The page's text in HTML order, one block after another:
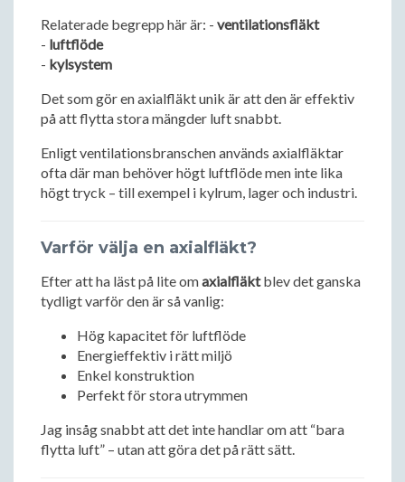
Relaterade begrepp här är: - ventilationsfläkt
- luftflöde
- kylsystem
Det som gör en axialfläkt unik är att den är effektiv
på att flytta stora mängder luft snabbt.
Enligt ventilationsbranschen används axialfläktar
ofta där man behöver högt luftflöde men inte lika
högt tryck – till exempel i kylrum, lager och industri.
Varför välja en axialfläkt?
Efter att ha läst på lite omaxialfläktblev det ganska
tydligt varför den är så vanlig:
Hög kapacitet för luftflöde
Energieffektiv i rätt miljö
Enkel konstruktion
Perfekt för stora utrymmen
Jag insåg snabbt att det inte handlar om att “bara
flytta luft” – utan att göra det på rätt sätt.